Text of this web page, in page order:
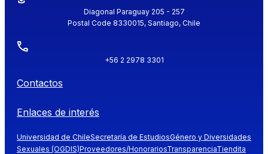
Diagonal Paraguay 205 - 257
Postal Code 8330015, Santiago, Chile
+56 2 2978 3301
Contactos
Enlaces de interés
Universidad de ChileSecretaría de EstudiosGénero y Diversidades
Sexuales (OGDIS)Proveedores/HonorariosTransparenciaTiendita